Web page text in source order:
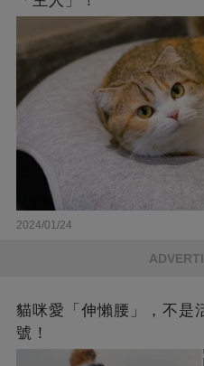
2024/01/24
貓咪愛「伸懶腰」，不是
號！